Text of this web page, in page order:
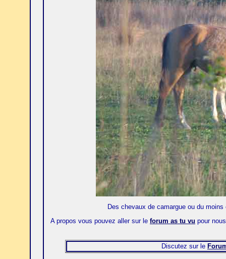
Des chevaux de camargue ou du
A propos vous pouvez aller sur le forum as tu vu pour
Discutez sur le